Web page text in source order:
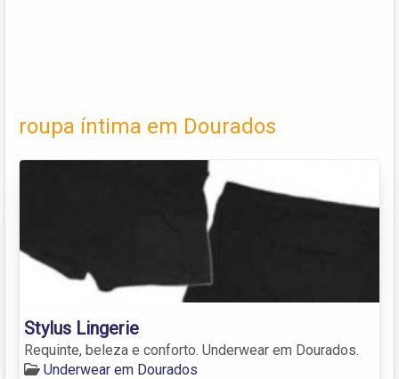
roupa íntima em Dourados
Stylus Lingerie
Requinte, beleza e conforto. Underwear em Dourados.
Underwear em Dourados